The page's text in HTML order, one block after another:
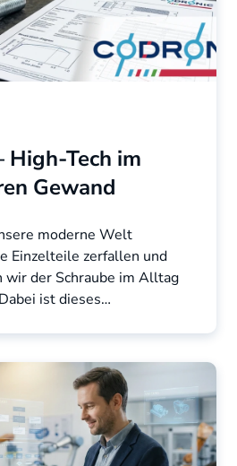
High-Tech im
Gewand
moderne Welt
Einzelteile zerfallen und
wir der Schraube im Alltag
ist dieses